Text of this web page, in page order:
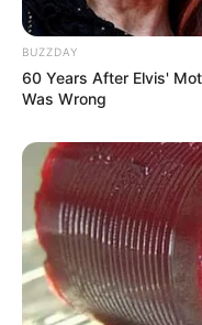
BUZZDAY
60 Years After Elvis'
Was Wrong